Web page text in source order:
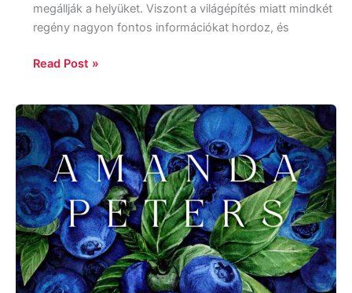
megállják a helyüket. Viszont a világépítés miatt mindkét
regény nagyon fontos információkat hordoz, és
Read Post »
Amanda
Peters:
Áfonyaszedők